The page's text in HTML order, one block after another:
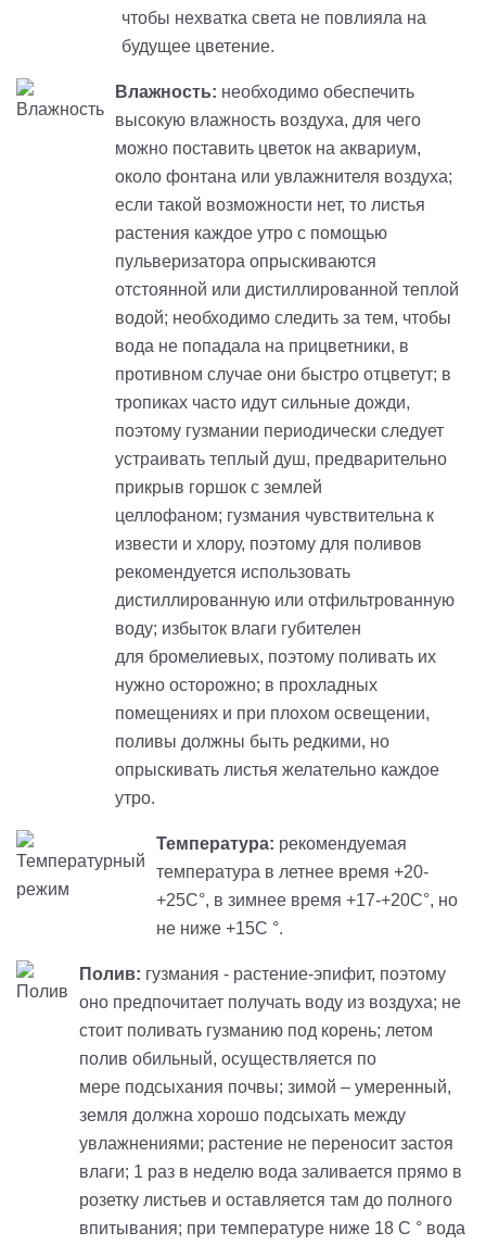
чтобы нехватка света не повлияла на
будущее цветение.
Влажность: необходимо обеспечить
высокую влажность воздуха, для чего
можно поставить цветок на аквариум,
около фонтана или увлажнителя воздуха;
если такой возможности нет, то листья
растения каждое утро с помощью
пульверизатора опрыскиваются
отстоянной или дистиллированной теплой
водой; необходимо следить за тем, чтобы
вода не попадала на прицветники, в
противном случае они быстро отцветут; в
тропиках часто идут сильные дожди,
поэтому гузмании периодически следует
устраивать теплый душ, предварительно
прикрыв горшок с землей
целлофаном; гузмания чувствительна к
извести и хлору, поэтому для поливов
рекомендуется использовать
дистиллированную или отфильтрованную
воду; избыток влаги губителен
для бромелиевых, поэтому поливать их
нужно осторожно; в прохладных
помещениях и при плохом освещении,
поливы должны быть редкими, но
опрыскивать листья желательно каждое
утро.
Температура: рекомендуемая
температура в летнее время +20-
+25С°, в зимнее время +17-+20С°, но
не ниже +15С °.
Полив: гузмания - растение-эпифит, поэтому
оно предпочитает получать воду из воздуха; не
стоит поливать гузманию под корень; летом
полив обильный, осуществляется по
мере подсыхания почвы; зимой – умеренный,
земля должна хорошо подсыхать между
увлажнениями; растение не переносит застоя
влаги; 1 раз в неделю вода заливается прямо в
розетку листьев и оставляется там до полного
впитывания; при температуре ниже 18 С ° вода